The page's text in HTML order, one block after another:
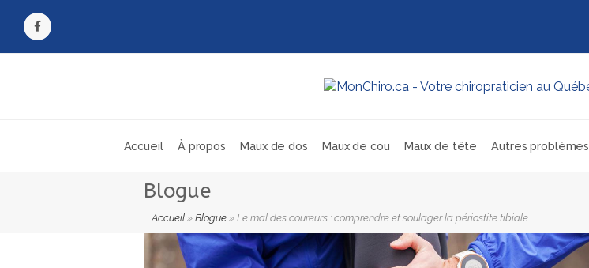
Facebook
Accueil À propos Maux de dos Maux de cou Maux de tête Autres problèmes
Blogue
Accueil » Blogue » Le mal des coureurs : comprendre et soulager la périostite tibiale